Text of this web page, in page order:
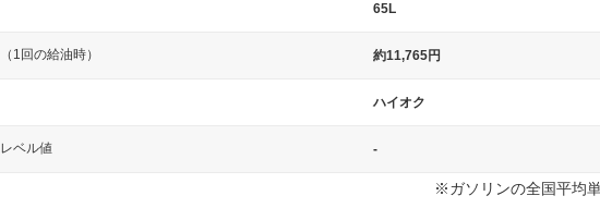
65L
1回の給油時） 約11,765円
ハイオク
ベル値 -
※ガソリンの全国平均